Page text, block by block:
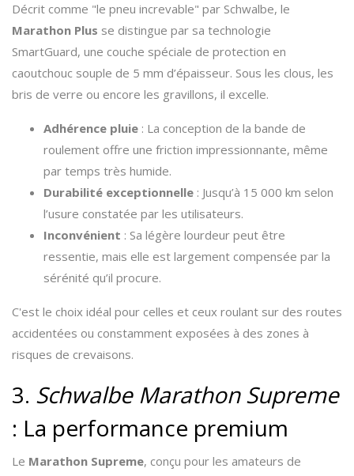
Décrit comme "le pneu increvable" par Schwalbe, le
Marathon Plus se distingue par sa technologie
SmartGuard, une couche spéciale de protection en
caoutchouc souple de 5 mm d’épaisseur. Sous les clous, les
bris de verre ou encore les gravillons, il excelle.
Adhérence pluie : La conception de la bande de
roulement offre une friction impressionnante, même
par temps très humide.
Durabilité exceptionnelle : Jusqu’à 15 000 km selon
l’usure constatée par les utilisateurs.
Inconvénient : Sa légère lourdeur peut être
ressentie, mais elle est largement compensée par la
sérénité qu’il procure.
C'est le choix idéal pour celles et ceux roulant sur des routes
accidentées ou constamment exposées à des zones à
risques de crevaisons.
3. Schwalbe Marathon Supreme
: La performance premium
Le Marathon Supreme, conçu pour les amateurs de